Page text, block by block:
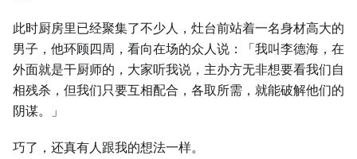
此时厨房里已经聚集了不少人，灶台前站着一名身材高大的
男子，他环顾四周，看向在场的众人说：「我叫李德海，在
外面就是干厨师的，大家听我说，主办方无非想要看我们自
相残杀，但我们只要互相配合，各取所需，就能破解他们的
阴谋。」
巧了，还真有人跟我的想法一样。